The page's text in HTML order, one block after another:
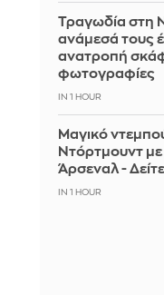
Τραγωδία στη
ανάμεσά τους
ανατροπή
φωτογραφίες
IN 1 HOUR
Μαγικό
Ντόρτμουντ
Άρσεναλ -
IN 1 HOUR